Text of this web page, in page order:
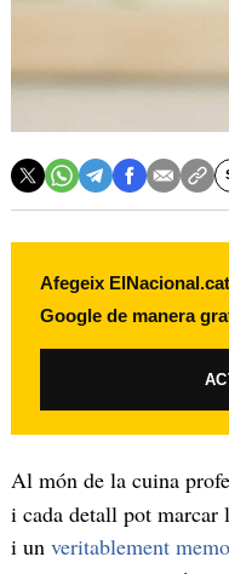
Afegeix
Google de manera
Al món de la cuina
i cada detall pot marcar
i un veritablement